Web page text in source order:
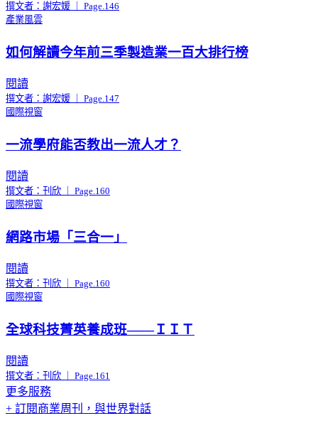
撰文者：謝宏媛 ｜ Page.146
產業風雲
如何解讀今年前三季製造業一百大排行榜
閱讀
撰文者：謝宏媛 ｜ Page.147
國際視窗
一流學府能否教出一流人才？
閱讀
撰文者：刊欣 ｜ Page.160
國際視窗
網路市場「三合一」
閱讀
撰文者：刊欣 ｜ Page.160
國際視窗
全球科技菁英養成班——ＩＩＴ
閱讀
撰文者：刊欣 ｜ Page.161
更多服務
+ 訂閱商業周刊，與世界對話